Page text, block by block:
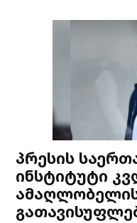
პრესის
ინსტიტუტი